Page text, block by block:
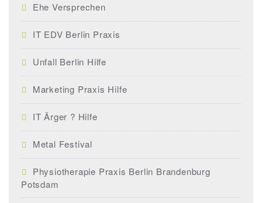
Ehe Versprechen
IT EDV Berlin Praxis
Unfall Berlin Hilfe
Marketing Praxis Hilfe
IT Ärger ? Hilfe
Metal Festival
Physiotherapie Praxis Berlin Brandenburg
Potsdam